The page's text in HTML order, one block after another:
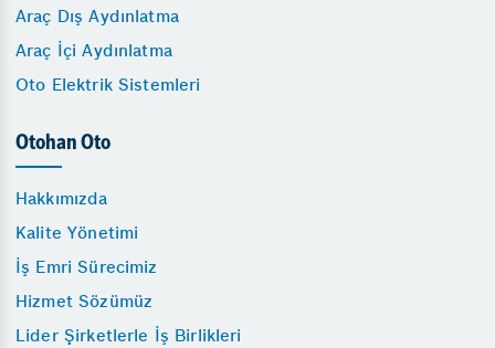
Araç Dış Aydınlatma
Araç İçi Aydınlatma
Oto Elektrik Sistemleri
Otohan Oto
Hakkımızda
Kalite Yönetimi
İş Emri Sürecimiz
Hizmet Sözümüz
Lider Şirketlerle İş Birlikleri